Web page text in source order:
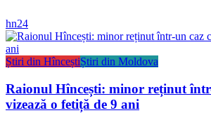
hn24
Știri din HînceștiȘtiri din Moldova
Raionul Hîncești: minor reținut
vizează o fetiță de 9 ani